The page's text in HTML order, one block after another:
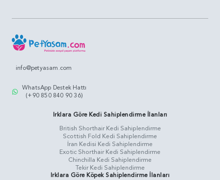
info@petyasam.com
WhatsApp Destek Hattı
(+90 850 840 90 36)
Irklara Göre Kedi Sahiplendirme İlanları
British Shorthair Kedi Sahiplendirme
Scottish Fold Kedi Sahiplendirme
İran Kedisi Kedi Sahiplendirme
Exotic Shorthair Kedi Sahiplendirme
Chinchilla Kedi Sahiplendirme
Tekir Kedi Sahiplendirme
Irklara Göre Köpek Sahiplendirme İlanları